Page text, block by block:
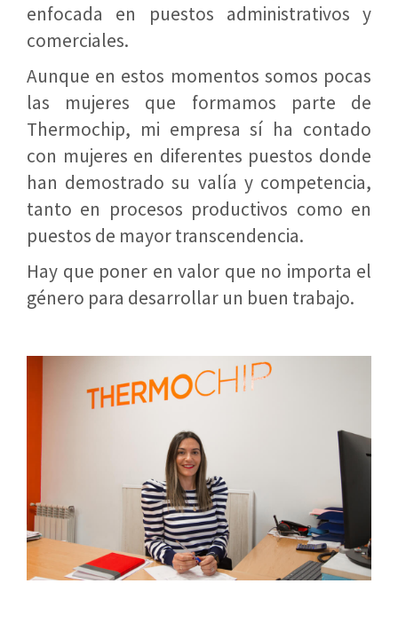
enfocada en puestos administrativos y
comerciales.
Aunque en estos momentos somos pocas
las mujeres que formamos parte de
Thermochip, mi empresa sí ha contado
con mujeres en diferentes puestos donde
han demostrado su valía y competencia,
tanto en procesos productivos como en
puestos de mayor transcendencia.
Hay que poner en valor que no importa el
género para desarrollar un buen trabajo.